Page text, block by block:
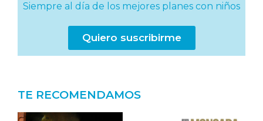
Siempre al día de los mejores planes con niños
Quiero suscribirme
TE RECOMENDAMOS